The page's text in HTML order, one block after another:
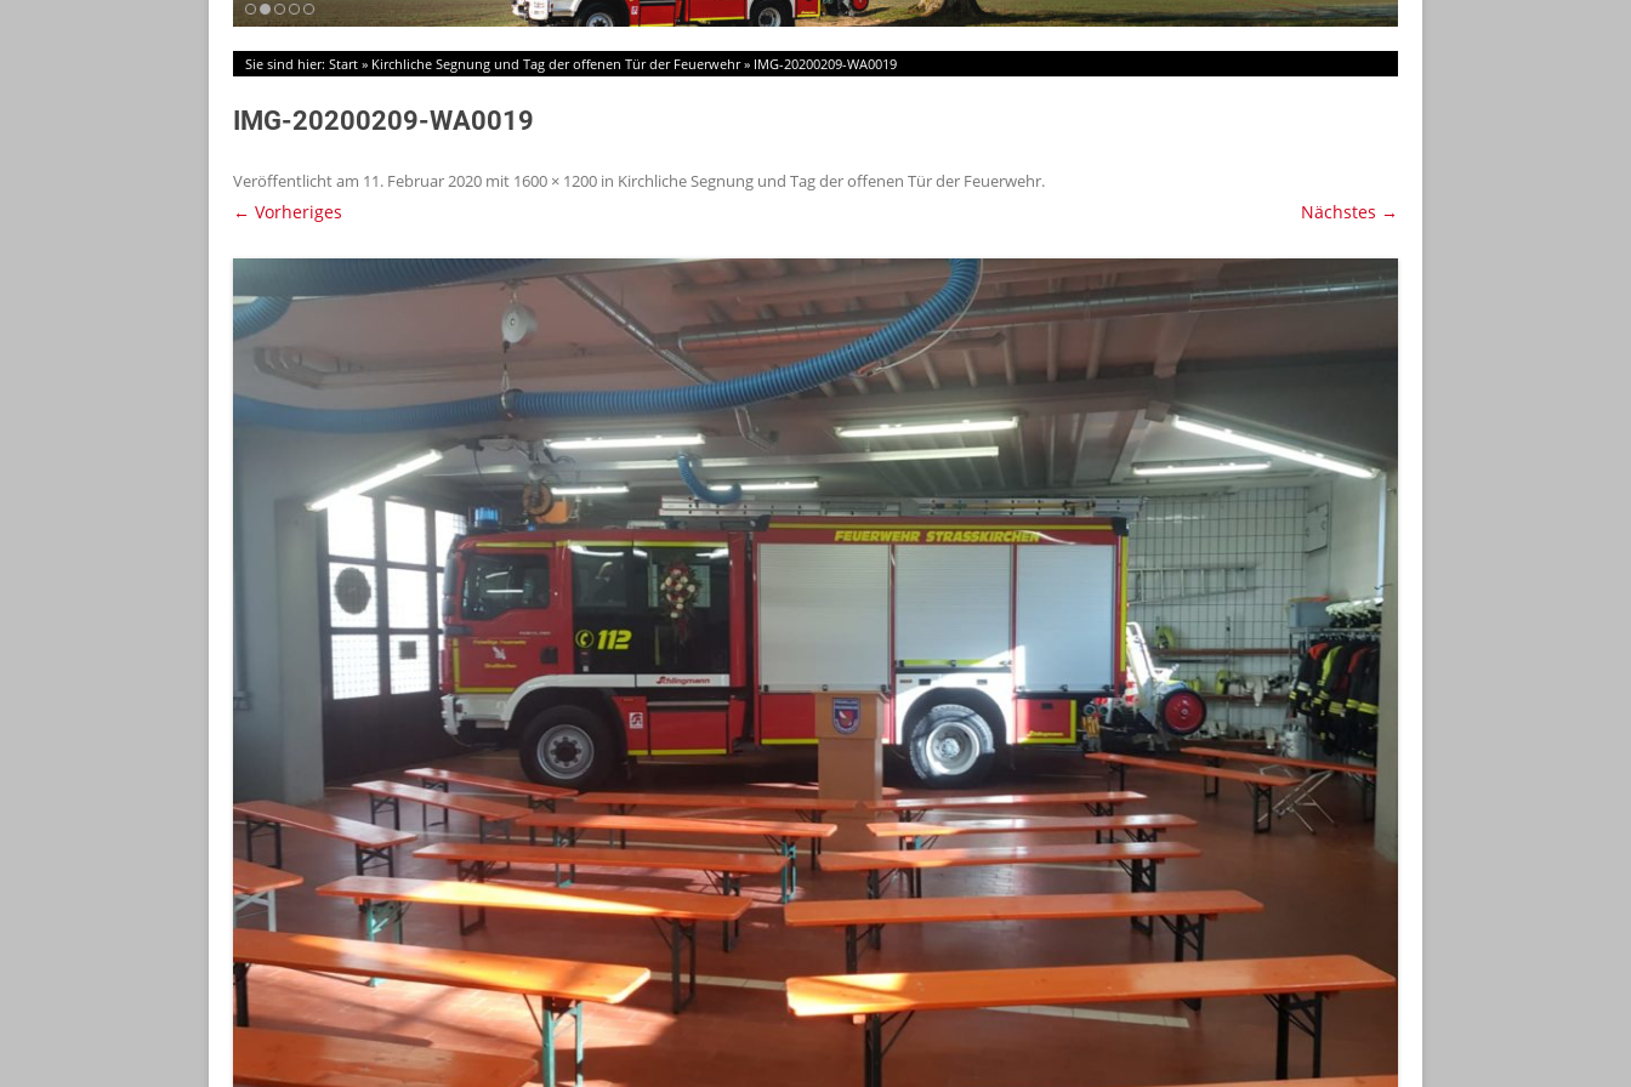
Sie sind hier: Start » Kirchliche Segnung und Tag der offenen Tür der Feuerwehr» IMG-20200209-WA0019
IMG-20200209-WA0019
Veröffentlicht am 11. Februar 2020 mit 1600 × 1200 in Kirchliche Segnung und Tag der offenen Tür der Feuerwehr.
← Vorheriges Nächstes →